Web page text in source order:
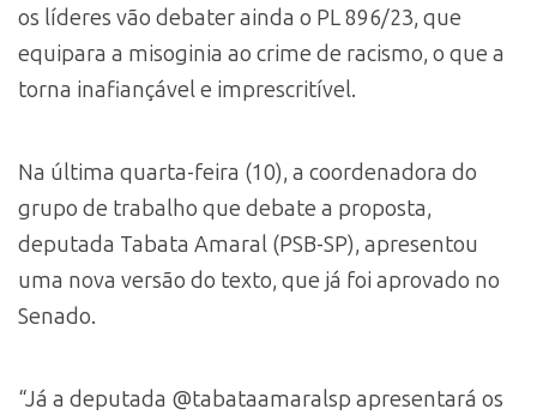
os líderes vão debater ainda o PL 896/23, que
equipara a misoginia ao crime de racismo, o que a
torna inafiançável e imprescritível.
Na última quarta-feira (10), a coordenadora do
grupo de trabalho que debate a proposta,
deputada Tabata Amaral (PSB-SP), apresentou
uma nova versão do texto, que já foi aprovado no
Senado.
“Já a deputada @tabataamaralsp apresentará os